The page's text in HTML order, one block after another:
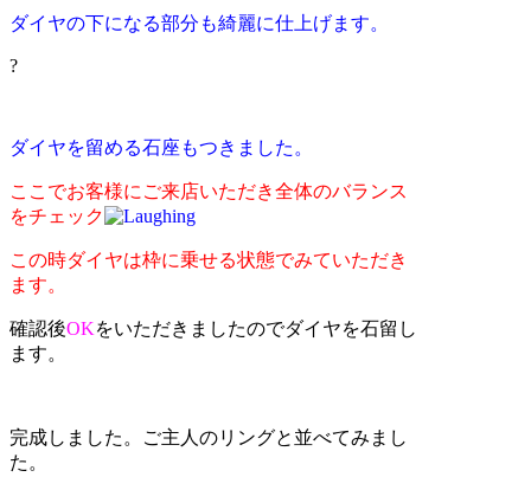
ダイヤの下になる部分も綺麗に仕上げます。
?
ダイヤを留める石座もつきました。
ここでお客様にご来店いただき全体のバランス
をチェック
この時ダイヤは枠に乗せる状態でみていただき
ます。
確認後OKをいただきましたのでダイヤを石留し
ます。
完成しました。ご主人のリングと並べてみまし
た。